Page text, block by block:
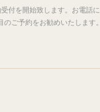
付を開始致します。お電話
ご予約をお勧めいたします